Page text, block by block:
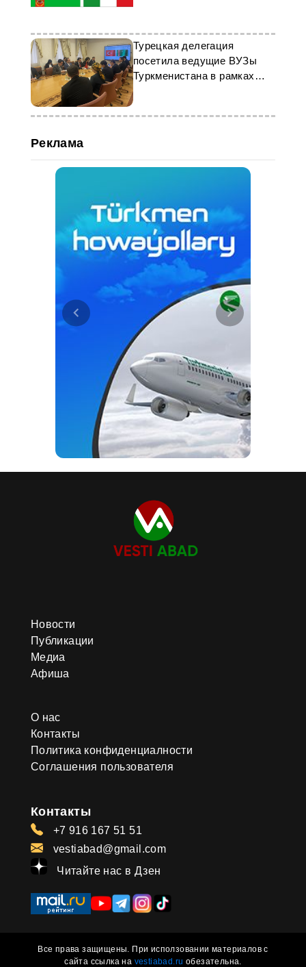
Турецкая делегация
посетила ведущие ВУЗы
Туркменистана в рамках
визита в Ашхабад
Реклама
Новости
Публикации
Медиа
Афиша
О нас
Контакты
Политика конфиденциалности
Соглашения пользователя
Контакты
+7 916 167 51 51
vestiabad@gmail.com
Читайте нас в Дзен
Все права защищены. При исползовании материалов с
сайта ссылка на vestiabad.ru обезательна.